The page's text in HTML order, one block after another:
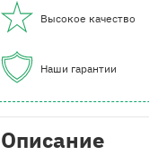
Высокое качество
Наши гарантии
Описание